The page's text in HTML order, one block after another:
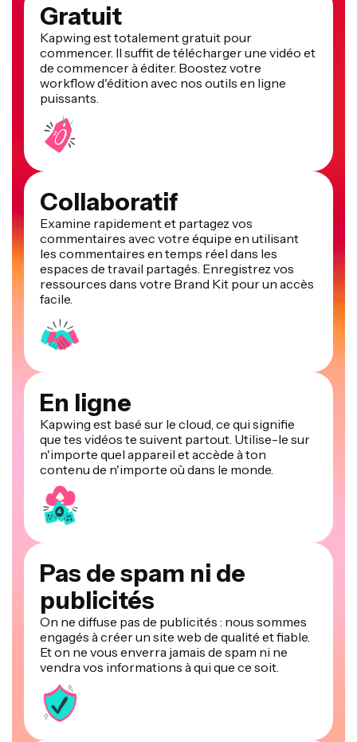
Gratuit
Kapwing est totalement gratuit pour
commencer. Il suffit de télécharger une vidéo et
de commencer à éditer. Boostez votre
workflow d'édition avec nos outils en ligne
puissants.
Collaboratif
Examine rapidement et partagez vos
commentaires avec votre équipe en utilisant
les commentaires en temps réel dans les
espaces de travail partagés. Enregistrez vos
ressources dans votre Brand Kit pour un accès
facile.
En ligne
Kapwing est basé sur le cloud, ce qui signifie
que tes vidéos te suivent partout. Utilise-le sur
n'importe quel appareil et accède à ton
contenu de n'importe où dans le monde.
Pas de spam ni de
publicités
On ne diffuse pas de publicités : nous sommes
engagés à créer un site web de qualité et fiable.
Et on ne vous enverra jamais de spam ni ne
vendra vos informations à qui que ce soit.